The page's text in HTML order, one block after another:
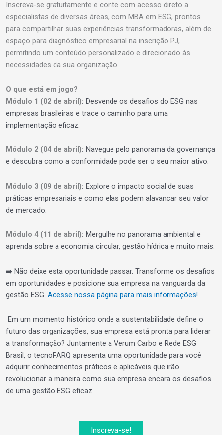
Inscreva-se gratuitamente e conte com acesso direto a
especialistas de diversas áreas, com MBA em ESG, prontos
para compartilhar suas experiências transformadoras, além de
espaço para diagnóstico empresarial na inscrição PJ,
permitindo um conteúdo personalizado e direcionado às
necessidades da sua organização.
O que está em jogo?
Módulo 1 (02 de abril): Desvende os desafios do ESG nas
empresas brasileiras e trace o caminho para uma
implementação eficaz.
Módulo 2 (04 de abril): Navegue pelo panorama da governança
e descubra como a conformidade pode ser o seu maior ativo.
Módulo 3 (09 de abril): Explore o impacto social de suas
práticas empresariais e como elas podem alavancar seu valor
de mercado.
Módulo 4 (11 de abril): Mergulhe no panorama ambiental e
aprenda sobre a economia circular, gestão hídrica e muito mais.
➡️ Não deixe esta oportunidade passar. Transforme os desafios
em oportunidades e posicione sua empresa na vanguarda da
gestão ESG. Acesse nossa página para mais informações!
Em um momento histórico onde a sustentabilidade define o
futuro das organizações, sua empresa está pronta para liderar
a transformação? Juntamente a Verum Carbo e Rede ESG
Brasil, o tecnoPARQ apresenta uma oportunidade para você
adquirir conhecimentos práticos e aplicáveis que irão
revolucionar a maneira como sua empresa encara os desafios
de uma gestão ESG eficaz
Inscreva-se!